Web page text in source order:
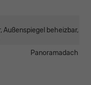
Außenspiegel beheizbar,
Panoramadach